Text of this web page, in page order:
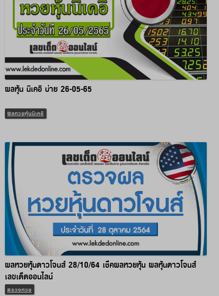
ผลหุ้น นิเคอิ บ่าย 26-05-65
ผลหวยหุ้นนิเคอิ
ผลหวยหุ้นดาวโจนส์ 28/10/64 เช็คผลหวยหุ้น ผลหุ้นดาวโจนส์
เลขเด็ดออนไลน์
ตรวจหวย